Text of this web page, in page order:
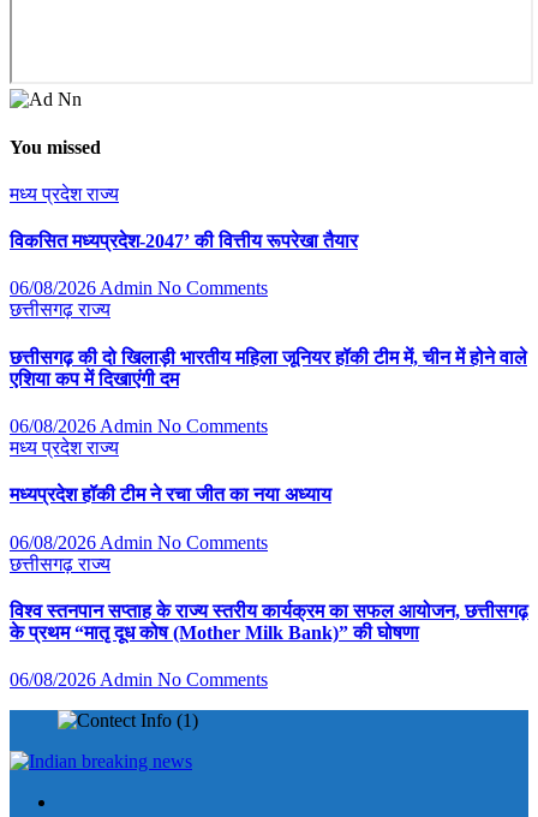
You missed
मध्य प्रदेशराज्य
विकसित मध्यप्रदेश-2047’ की वित्तीय रूपरेखा तैयार
06/08/2026Admin No Comments
छत्तीसगढ़राज्य
छत्तीसगढ़ की दो खिलाड़ी भारतीय महिला जूनियर हॉकी टीम में, चीन में होने वाले
एशिया कप में दिखाएंगी दम
06/08/2026 Admin No Comments
मध्य प्रदेशराज्य
मध्यप्रदेश हॉकी टीम ने रचा जीत का नया अध्याय
06/08/2026 Admin No Comments
छत्तीसगढ़राज्य
विश्व स्तनपान सप्ताह के राज्य स्तरीय कार्यक्रम का सफल आयोजन, छत्तीसगढ़
के प्रथम “मातृ दूध कोष (Mother Milk Bank)” की घोषणा
06/08/2026 Admin No Comments